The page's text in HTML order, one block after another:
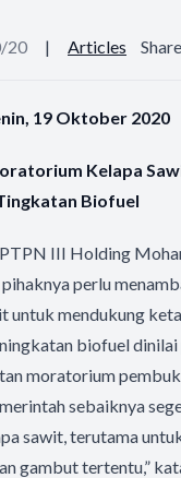
20 | Articles Share
19 Oktober 2020
Kelapa
Biofuel
III Holding
perlu
untuk mendukung
biofuel
moratorium
sebaiknya
sawit, terutama
gambut tertentu,”